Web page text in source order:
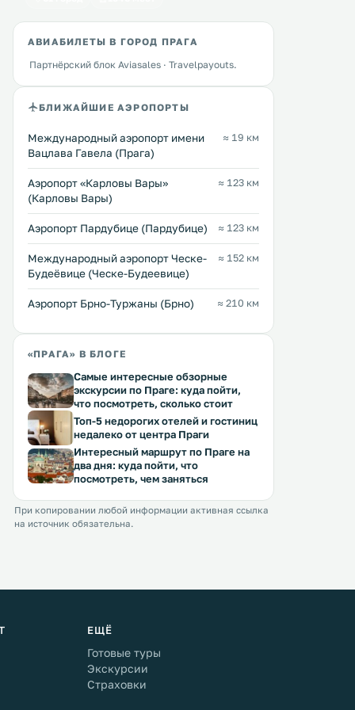
Отель Aurus находится на
возвышенности в исторической
части Праги, в 5 минутах ходьбы
от Староместской площади и
Карлова моста. Отель расположен
в здании «U Zlate studny»
постройки XVI века. .
расположен в жилом
включенном в список
наследия ЮНЕСКО, в
Староместской площади.
АВИАБИЛЕТЫ В ГОРОД ПРАГА
Партнёрский блок Aviasales · Travelpayouts.
БЛИЖАЙШИЕ АЭРОПОРТЫ
Международный аэропорт имени
Вацлава Гавела (Прага)
≈ 19 км
Аэропорт «Карловы Вары»
(Карловы Вары)
≈ 123 км
Аэропорт Пардубице (Пардубице) ≈ 123 км
Международный аэропорт Ческе-
Будеёвице (Ческе-Будеевице)
≈ 152 км
Аэропорт Брно-Туржаны (Брно) ≈ 210 км
«ПРАГА» В БЛОГЕ
Самые интересные обзорные
экскурсии по Праге: куда пойти,
что посмотреть, сколько стоит
Топ-5 недорогих отелей и гостиниц
недалеко от центра Праги
Интересный маршрут по Праге на
два дня: куда пойти, что
посмотреть, чем заняться
При копировании любой информации активная ссылка
на источник обязательна.
ЕЩЁ
Готовые туры
Экскурсии
Страховки